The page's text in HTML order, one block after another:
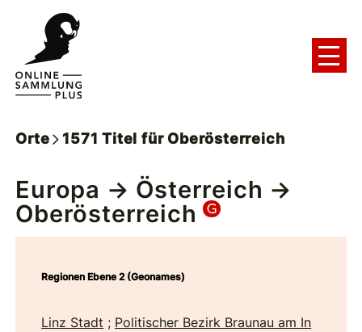
Orte 1571 Titel für Oberösterreich
Europa → Österreich →
Oberösterreich
Regionen Ebene 2 (Geonames)
Linz Stadt ; Politischer Bezirk Braunau am In